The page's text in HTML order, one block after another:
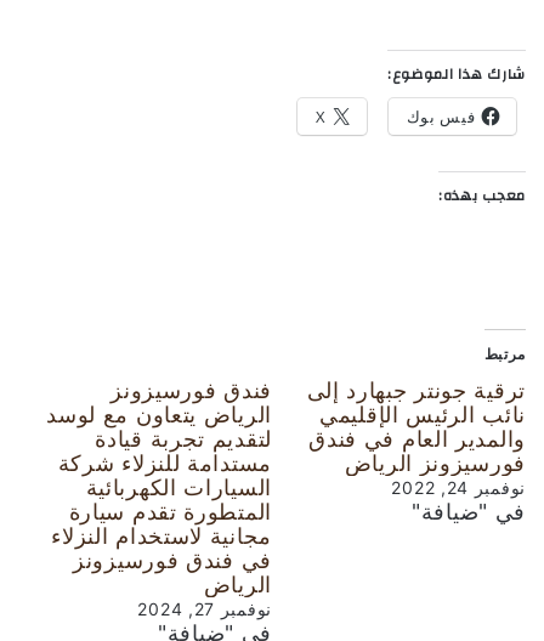
شارك هذا الموضوع:
فيس بوك X
معجب بهذه:
مرتبط
ترقية جونتر جبهارد إلى
نائب الرئيس الإقليمي
والمدير العام في فندق
فورسيزونز الرياض
نوفمبر 24, 2022
في "ضيافة"
فندق فورسيزونز
الرياض يتعاون مع لوسد
لتقديم تجربة قيادة
مستدامة للنزلاء شركة
السيارات الكهربائية
المتطورة تقدم سيارة
مجانية لاستخدام النزلاء
في فندق فورسيزونز
الرياض
نوفمبر 27, 2024
في "ضيافة"